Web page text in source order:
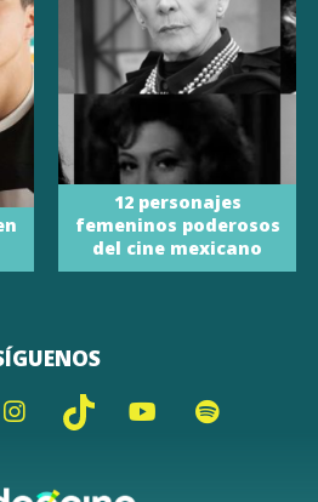
12 personajes
femeninos poderosos
del cine mexicano